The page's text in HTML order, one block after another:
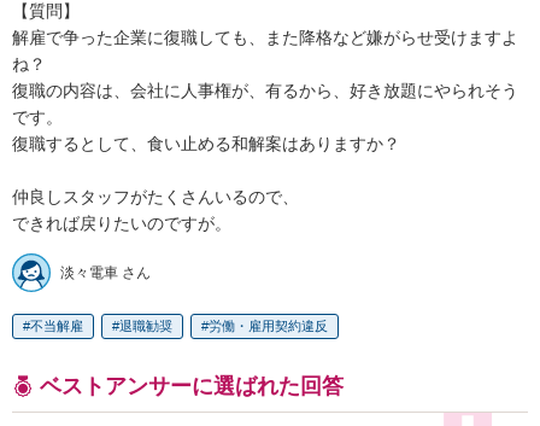
【質問】
解雇で争った企業に復職しても、また降格など嫌がらせ受けますよ
ね？
復職の内容は、会社に人事権が、有るから、好き放題にやられそう
です。
復職するとして、食い止める和解案はありますか？
仲良しスタッフがたくさんいるので、
できれば戻りたいのですが。
淡々電車 さん
不当解雇 退職勧奨 労働・雇用契約違反
ベストアンサーに選ばれた回答